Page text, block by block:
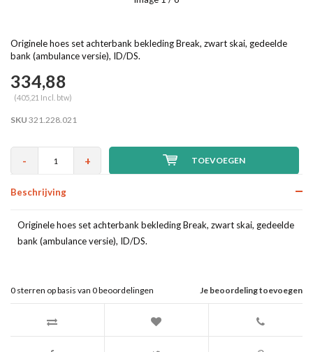
Originele hoes set achterbank bekleding Break, zwart skai, gedeelde
bank (ambulance versie), ID/DS.
334,88
(405,21 Incl. btw)
SKU 321.228.021
- + TOEVOEGEN
Beschrijving
Originele hoes set achterbank bekleding Break, zwart skai, gedeelde
bank (ambulance versie), ID/DS.
Je beoordeling toevoegen
0 sterren op basis van 0beoordelingen